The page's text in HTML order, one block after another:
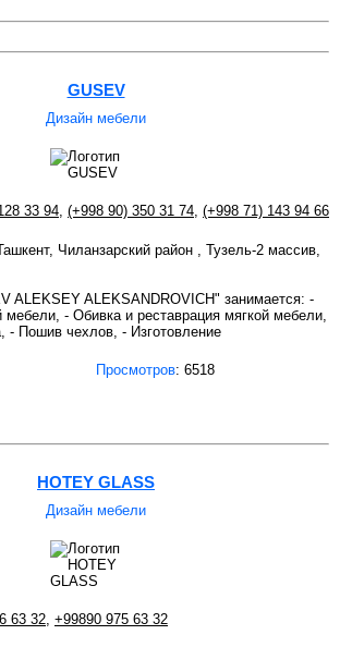
GUSEV
Дизайн мебели
33 94 (+998 90) 350 31 74 (+998 71) 143 94 66
Чиланзарский район , Тузель-2 массив,
ALEKSEY ALEKSANDROVICH" занимается: -
мебели, - Обивка и реставрация мягкой мебели,
- Пошив чехлов, - Изготовление
Просмотров: 6518
HOTEY GLASS
Дизайн мебели
63 32 +99890 975 63 32